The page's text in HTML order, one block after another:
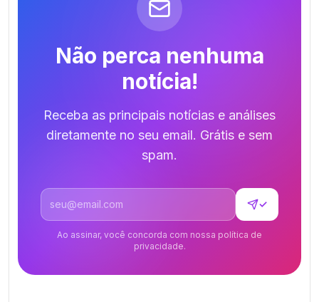
Não perca nenhuma
notícia!
Receba as principais notícias e análises
diretamente no seu email. Grátis e sem
spam.
Endereço de email
✓
Ao assinar, você concorda com nossa política de
privacidade.